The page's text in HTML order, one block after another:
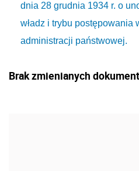
dnia 28 grudnia 1934 r. o
władz i trybu postępowania
administracji państwowej.
Brak zmienianych